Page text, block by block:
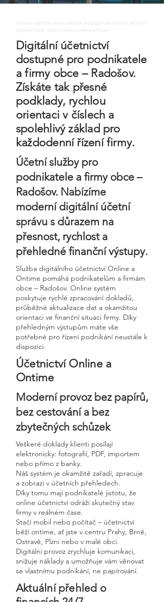
digitalni uctnictvi, online uctnictvi, bezpapirove uctnictvi, moderni
digitalni firma, uctarna online, ontime uctovani
Digitální účetnictví
dostupné pro podnikatele
a firmy obce – Radošov.
Získáte tak přesné
podklady, rychlou
orientaci v číslech a
spolehlivý základ pro
každodenní řízení firmy.
Účetní služby pro
podnikatele a firmy obce –
Radošov. Nabízíme
moderní digitální účetní
správu s důrazem na
přesnost, rychlost a
přehledné finanční výstupy.
Služba digitálního účetnictví Online a
Ontime pomáhá podnikatelům a firmám
obce – Radošov. Online systém
poskytuje rychlé zpracování dokladů,
průběžné aktualizace dat a okamžitou
orientaci ve finanční situaci firmy. Díky
přehledným výstupům máte vše
potřebné pro řízení podnikání neustále k
dispozici.
Účetnictví Online a
Ontime
Moderní provoz bez papírů,
bez cestování a bez
zbytečných schůzek
Veškeré doklady klienti posílají
elektronicky: fotografií, PDF, importem
nebo přímo z banky.
Náš systém je okamžitě zařadí, zpracuje
a zobrazí v účetních přehledech.
Díky tomu mají podnikatelé jistotu, že
online účetnictví odráží skutečný stav
firmy v reálném čase.
Stačí mobil nebo počítač – účetnictví
běží ontime, ať jste v centru Prahy, Brně,
Ostravě, Plzni nebo v malé obci.
Digitální provoz zrychluje komunikaci,
snižuje náklady a umožňuje vám věnovat
se vlastnímu podnikání, ne papírování.
Aktuální přehled o